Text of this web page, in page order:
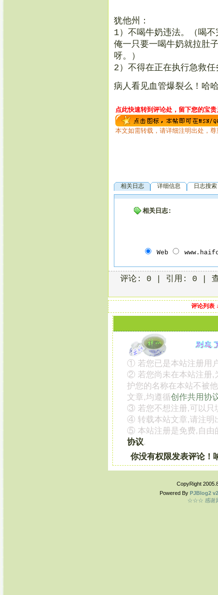
犹他州：
1）不喝牛奶违法。（喝
俺一只要一喝牛奶就拉肚
呀。）
2）不得在正在执行急救
病人看见血管爆裂么！哈
点此快速转到评论处，留下您的宝
本文如需转载，请详细注明出处，
相关日志 详细信息 日志搜索
相关日志:
Web
评论: 0 | 引用: 0 |
评论列表
① 若您已是本站注册用
② 若您尚未在本站注册,
护您的名称在本站不被
文章,均遵循创作共用协
③ 若您不想注册,可以只
④ 转载本站文章,请注明
⑤ 本站注册是免费,自由
协议.
你没有权限发表评论！
CopyRight
Powered By PJBlog2
☆☆☆ 感谢